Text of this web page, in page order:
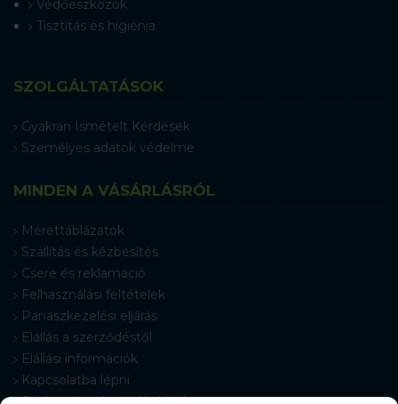
Védőeszközök
Tisztítás és higiénia
SZOLGÁLTATÁSOK
Gyakran Ismételt Kérdések
Személyes adatok védelme
MINDEN A VÁSÁRLÁSRÓL
Mérettáblázatok
Szállítás és kézbesítés
Csere és reklamáció
Felhasználási feltételek
Panaszkezelési eljárás
Elállás a szerződéstől
Elállási információk
Kapcsolatba lépni